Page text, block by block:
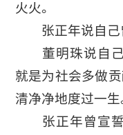
火火。
张正年说自己
董明珠说自己
就是为社会多做
清净净地度过一生
张正年曾宣誓